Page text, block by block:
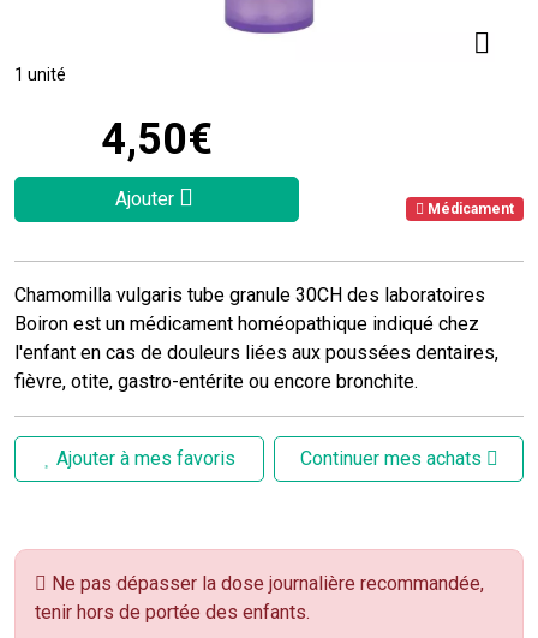
1 unité
4,50€
Ajouter Médicament
Chamomilla vulgaris tube granule 30CH des laboratoires
Boiron est un médicament homéopathique indiqué chez
l'enfant en cas de douleurs liées aux poussées dentaires,
fièvre, otite, gastro-entérite ou encore bronchite.
Ajouter à mes favoris Continuer mes achats
Ne pas dépasser la dose journalière recommandée,
tenir hors de portée des enfants.